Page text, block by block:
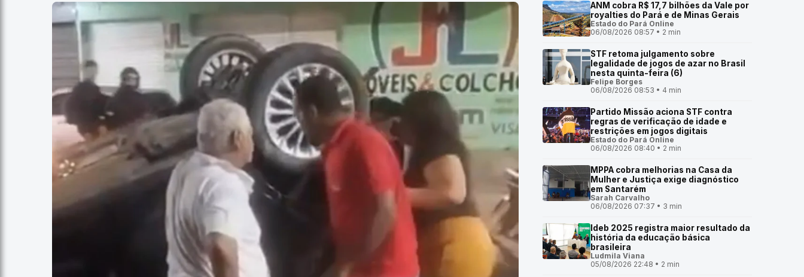
ANM cobra R$ 17,7 bilhões da Vale por
royalties do Pará e de Minas Gerais
Estado do Pará Online
06/08/2026 08:57 • 2 min
STF retoma julgamento sobre
legalidade de jogos de azar no Brasil
nesta quinta-feira (6)
Felipe Borges
06/08/2026 08:53 • 4 min
Partido Missão aciona STF contra
regras de verificação de idade e
restrições em jogos digitais
Estado do Pará Online
06/08/2026 08:40 • 2 min
MPPA cobra melhorias na Casa da
Mulher e Justiça exige diagnóstico
em Santarém
Sarah Carvalho
06/08/2026 07:37 • 3 min
Ideb 2025 registra maior resultado da
história da educação básica
brasileira
Ludmila Viana
05/08/2026 22:48 • 2 min